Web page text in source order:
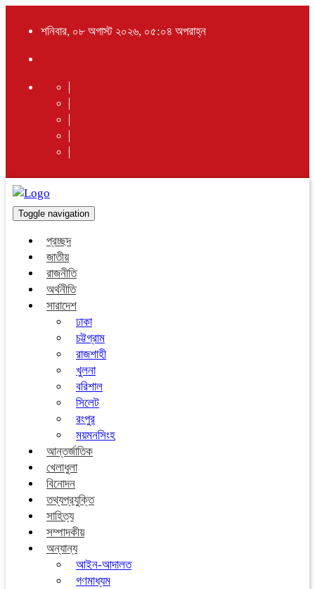
শনিবার, ০৮ অগাস্ট ২০২৬, ০৫:০৪ অপরাহ্ন
Toggle navigation
প্রচ্ছদ
জাতীয়
রাজনীতি
অর্থনীতি
সারাদেশ
ঢাকা
চট্টগ্রাম
রাজশাহী
খুলনা
বরিশাল
সিলেট
রংপুর
ময়মনসিংহ
আন্তর্জাতিক
খেলাধুলা
বিনোদন
তথ্যপ্রযুক্তি
সাহিত্য
সম্পাদকীয়
অন্যান্য
আইন-আদালত
গণমাধ্যম